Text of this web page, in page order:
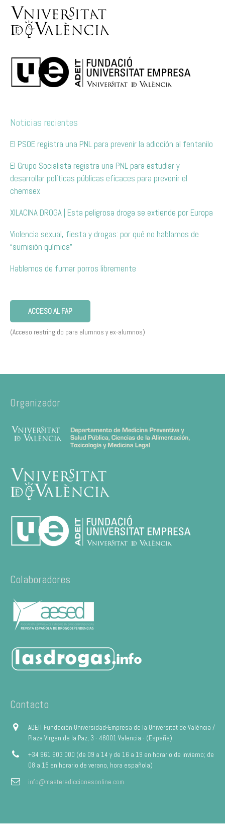
Noticias recientes
El PSOE registra una PNL para prevenir la adicción al fentanilo
El Grupo Socialista registra una PNL para estudiar y
desarrollar políticas públicas eficaces para prevenir el
chemsex
XILACINA DROGA | Esta peligrosa droga se extiende por Europa
Violencia sexual, fiesta y drogas: por qué no hablamos de
“sumisión química”
Hablemos de fumar porros libremente
ACCESO AL FAP
(Acceso restringido para alumnos y ex-alumnos)
Organizador
Colaboradores
Contacto
ADEIT Fundación Universidad-Empresa de la Universitat de València /
Plaza Virgen de la Paz, 3 - 46001 Valencia - (España)
+34 961 603 000 (de 09 a 14 y de 16 a 19 en horario de invierno; de
08 a 15 en horario de verano, hora española)
info@masteradiccionesonline.com